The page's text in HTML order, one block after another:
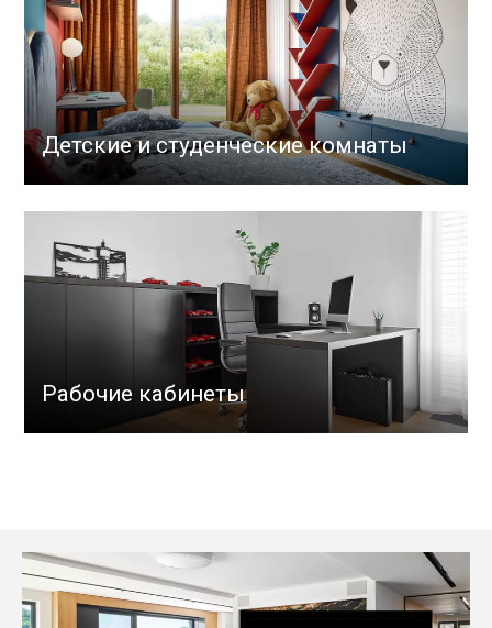
Детские и студенческие комнаты
Рабочие кабинеты